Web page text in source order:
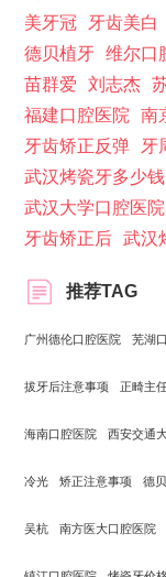
美牙冠
牙齿美白
德贝植牙
维尔口
苗群爱
刘志杰
福建口腔医院
南
牙齿矫正反弹
牙
武汉烤瓷牙多少钱
武汉大学口腔医院
牙齿矫正后
武汉
推荐TAG
广州德伦口腔医院 芜湖
拔牙后注意事项 正畸主
海南口腔医院 西安交通
冷光 矫正注意事项 德
吴杭 南方医大口腔医院